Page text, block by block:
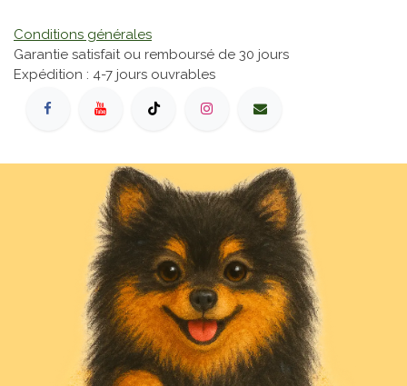
Conditions générales
Garantie satisfait ou remboursé de 30 jours
Expédition : 4-7 jours ouvrables